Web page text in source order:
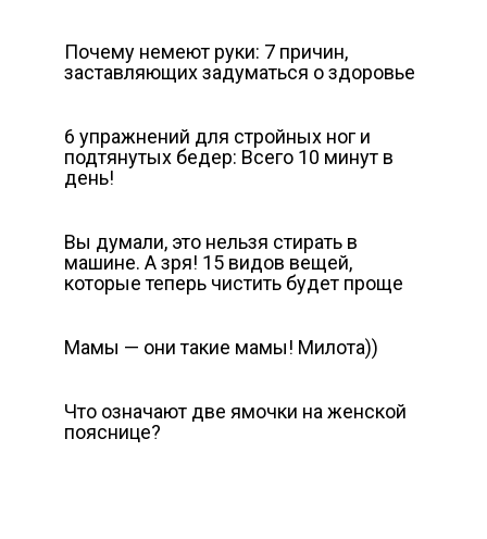
Почему немеют руки: 7 причин,
заставляющих задуматься о здоровье
6 упражнений для стройных ног и
подтянутых бедер: Всего 10 минут в
день!
Вы думали, это нельзя стирать в
машине. А зря! 15 видов вещей,
которые теперь чистить будет проще
Мамы — они такие мамы! Милота))
Что означают две ямочки на женской
пояснице?